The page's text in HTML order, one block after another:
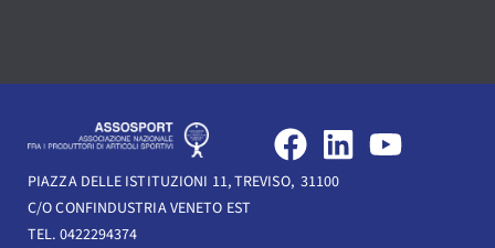
F
a
c
L
i
Y
o
PIAZZA DELLE ISTITUZIONI 11, TREVISO, 31100
C/O CONFINDUSTRIA VENETO EST
TEL. 0422294374